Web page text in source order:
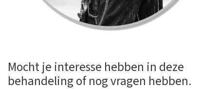
Mocht je interesse hebben in deze
behandeling of nog vragen hebben.